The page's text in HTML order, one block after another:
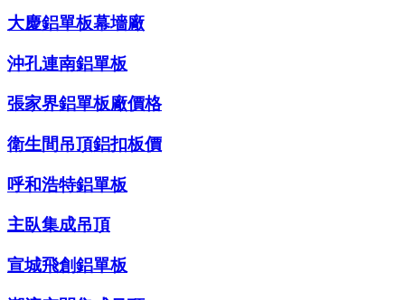
大慶鋁單板幕墻廠
沖孔連南鋁單板
張家界鋁單板廠價格
衛生間吊頂鋁扣板價
呼和浩特鋁單板
主臥集成吊頂
宣城飛創鋁單板